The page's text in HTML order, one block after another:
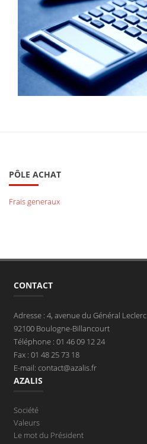
PÔLE ACHAT
Frais generaux
CONTACT
Adresse : 4, avenue du Général Leclerc
92100 Boulogne-Billancourt
Téléphone : 01 46 09 12 24
Fax : 01 48 25 73 18
E-mail: contact@azalis.fr
AZALIS
Société
Valeurs
Le mot du Président